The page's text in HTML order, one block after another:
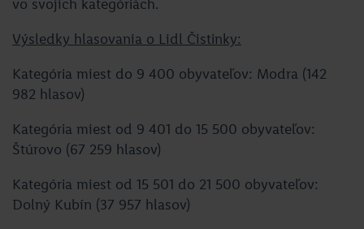
vo svojich kategóriách.
Výsledky hlasovania o Lidl Čistinky:
Kategória miest do 9 400 obyvateľov: Modra (142
982 hlasov)
Kategória miest od 9 401 do 15 500 obyvateľov:
Štúrovo (67 259 hlasov)
Kategória miest od 15 501 do 21 500 obyvateľov:
Dolný Kubín (37 957 hlasov)